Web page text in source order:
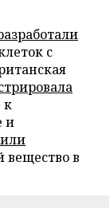
с
к
и
вещество в